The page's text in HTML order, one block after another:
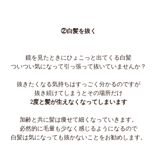
②白髪を抜く
鏡を見たときにひょこっと出てくる白髪
ついつい気になって引っ張って抜いていませんか？
抜きたくなる気持ちはすっごく分かるのですが
抜き続けてしまうとその場所だけ
2度と髪が生えなくなってしまいます
加齢と共に髪は痩せて細くなっていきます。
必然的に毛量も少なく感じるようになるので
白髪は気になっても抜かないことをお勧めします。